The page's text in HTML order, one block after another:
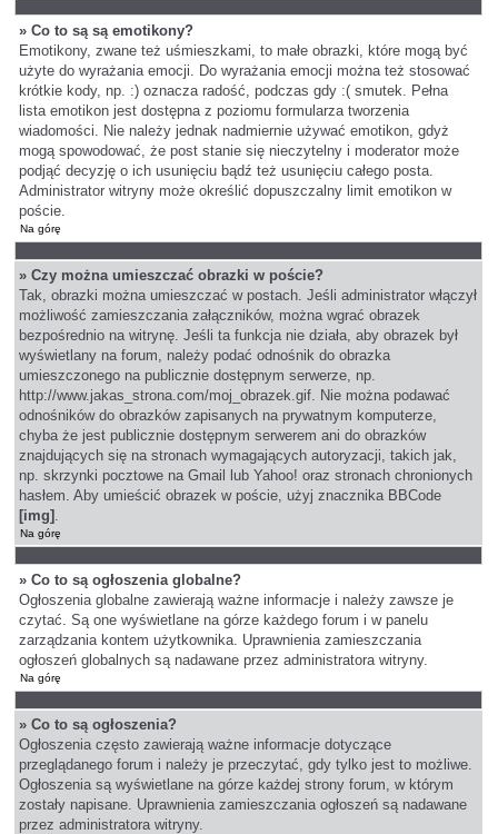
» Co to są są emotikony?
Emotikony, zwane też uśmieszkami, to małe obrazki, które mogą być
użyte do wyrażania emocji. Do wyrażania emocji można też stosować
krótkie kody, np. :) oznacza radość, podczas gdy :( smutek. Pełna
lista emotikon jest dostępna z poziomu formularza tworzenia
wiadomości. Nie należy jednak nadmiernie używać emotikon, gdyż
mogą spowodować, że post stanie się nieczytelny i moderator może
podjąć decyzję o ich usunięciu bądź też usunięciu całego posta.
Administrator witryny może określić dopuszczalny limit emotikon w
poście.
Na górę
» Czy można umieszczać obrazki w poście?
Tak, obrazki można umieszczać w postach. Jeśli administrator włączył
możliwość zamieszczania załączników, można wgrać obrazek
bezpośrednio na witrynę. Jeśli ta funkcja nie działa, aby obrazek był
wyświetlany na forum, należy podać odnośnik do obrazka
umieszczonego na publicznie dostępnym serwerze, np.
http://www.jakas_strona.com/moj_obrazek.gif. Nie można podawać
odnośników do obrazków zapisanych na prywatnym komputerze,
chyba że jest publicznie dostępnym serwerem ani do obrazków
znajdujących się na stronach wymagających autoryzacji, takich jak,
np. skrzynki pocztowe na Gmail lub Yahoo! oraz stronach chronionych
hasłem. Aby umieścić obrazek w poście, użyj znacznika BBCode
[img] .
Na górę
» Co to są ogłoszenia globalne?
Ogłoszenia globalne zawierają ważne informacje i należy zawsze je
czytać. Są one wyświetlane na górze każdego forum i w panelu
zarządzania kontem użytkownika. Uprawnienia zamieszczania
ogłoszeń globalnych są nadawane przez administratora witryny.
Na górę
» Co to są ogłoszenia?
Ogłoszenia często zawierają ważne informacje dotyczące
przeglądanego forum i należy je przeczytać, gdy tylko jest to możliwe.
Ogłoszenia są wyświetlane na górze każdej strony forum, w którym
zostały napisane. Uprawnienia zamieszczania ogłoszeń są nadawane
przez administratora witryny.